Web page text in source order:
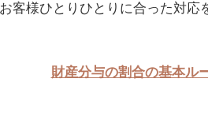
様ひとりひとりに合った対応
財産分与の割合の基本ル